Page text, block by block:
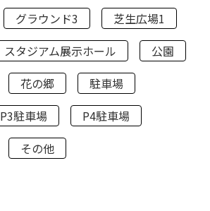
グラウンド3
芝生広場1
スタジアム展示ホール
公園
花の郷
駐車場
P3駐車場
P4駐車場
その他